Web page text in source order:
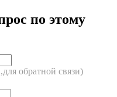
по этому
обратной связи)